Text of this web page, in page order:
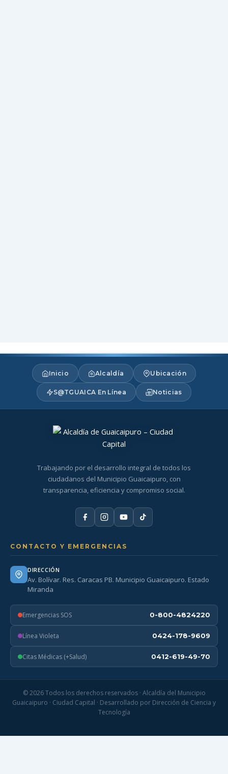
Inicio Alcaldía Ubicación
S@TGUAICA En Línea Noticias
Trabajando por el desarrollo integral de todos los
ciudadanos del Municipio Guaicaipuro, con
transparencia, eficiencia y compromiso social.
CONTACTO Y EMERGENCIAS
DIRECCIÓN
Av. Bolívar. Res. Caracas PB. Municipio Guaicaipuro. Estado
Miranda
Emergencias SOS 0-800-4824220
Línea Violeta 0424-178-9609
Citas Médicas (+Salud) 0412-619-49-70
© 2026 Todos los derechos reservados · Alcaldía del Municipio
Guaicaipuro · Ciudad Capital · Desarrollado por Dirección de Ciencia y
Tecnología